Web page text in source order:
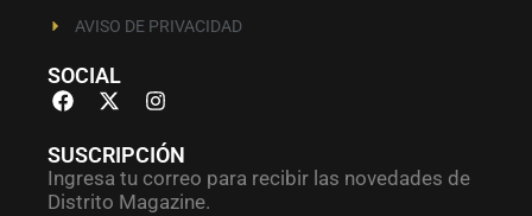
AVISO DE PRIVACIDAD
SOCIAL
SUSCRIPCIÓN
Ingresa tu correo para recibir las novedades de
Distrito Magazine.